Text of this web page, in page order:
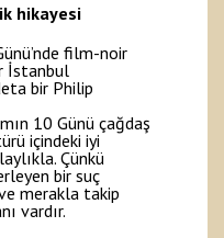
hikayesi
film-noir
İstanbul
bir Philip
10 Günü çağdaş
içindeki iyi
Çünkü
bir suç
merakla takip
vardır.